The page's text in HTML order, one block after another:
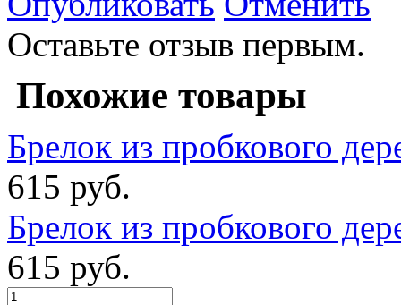
Оставьте отзыв первым.
Похожие товары
Брелок из пробкового
615 руб.
Брелок из пробкового
615 руб.